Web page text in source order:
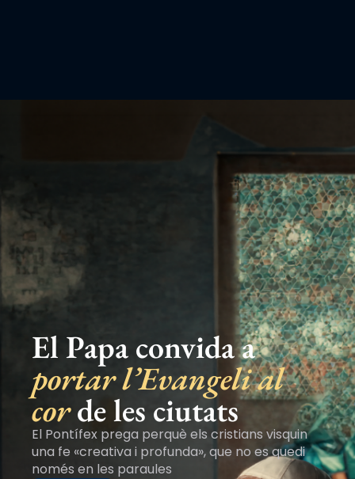
El Papa convida a
portar l’Evangeli al
corde les ciutats
El Pontífex prega perquè els cristians visquin
una fe «creativa i profunda», que no es quedi
només en les paraules